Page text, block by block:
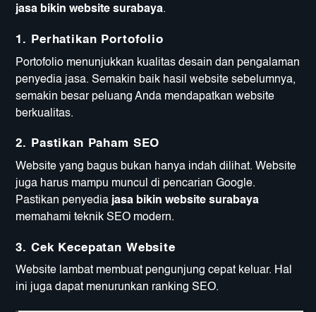
jasa bikin website surabaya.
1. Perhatikan Portofolio
Portofolio menunjukkan kualitas desain dan pengalaman
penyedia jasa. Semakin baik hasil website sebelumnya,
semakin besar peluang Anda mendapatkan website
berkualitas.
2. Pastikan Paham SEO
Website yang bagus bukan hanya indah dilihat. Website
juga harus mampu muncul di pencarian Google.
Pastikan penyedia jasa bikin website surabaya
memahami teknik SEO modern.
3. Cek Kecepatan Website
Website lambat membuat pengunjung cepat keluar. Hal
ini juga dapat menurunkan ranking SEO.